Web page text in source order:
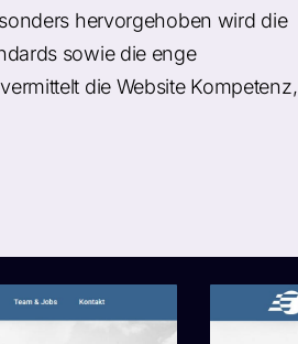
hervorgehoben wird die
sowie die enge
die Website Kompetenz,